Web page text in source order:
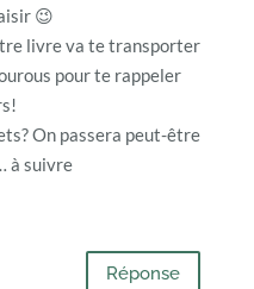
😉
livre va te transporter
pour te rappeler
On passera peut-être
à suivre
Réponse